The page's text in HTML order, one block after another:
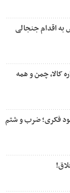
به اقدام جنجالی
کالا، چمن و همه
فکری؛ ضرب و شتم